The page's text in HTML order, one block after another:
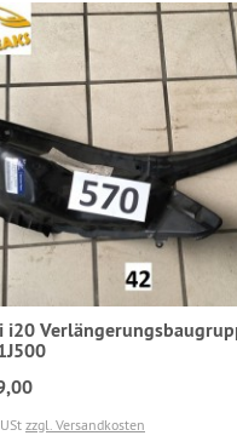
i20
zzgl. Versandkosten